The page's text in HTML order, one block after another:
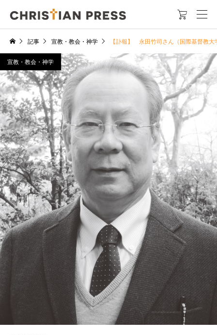

記事 宣教・教会・神学 【訃報】 永田竹司さん（国際基督教
宣教・教会・神学